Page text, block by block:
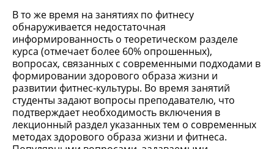
В то же время на занятиях по фитнесу
обнаруживается недостаточная
информированность о теоретическом разделе
курса (отмечает более 60% опрошенных),
вопросах, связанных с современными подходами в
формировании здорового образа жизни и
развитии фитнес-культуры. Во время занятий
студенты задают вопросы преподавателю, что
подтверждает необходимость включения в
лекционный раздел указанных тем о современных
методах здорового образа жизни и фитнеса.